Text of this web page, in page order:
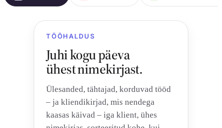
TÖÖHALDUS
Juhi kogu päeva
ühest nimekirjast.
Ülesanded, tähtajad, korduvad tööd
– ja kliendikirjad, mis nendega
kaasas käivad – iga klient, ühes